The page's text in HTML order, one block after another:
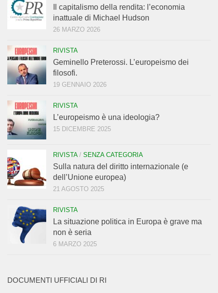
Il capitalismo della rendita: l’economia
inattuale di Michael Hudson
26 MARZO 2026
RIVISTA
Geminello Preterossi. L’europeismo dei
filosofi.
19 GENNAIO 2026
RIVISTA
L’europeismo è una ideologia?
15 DICEMBRE 2025
RIVISTA/ SENZA CATEGORIA
Sulla natura del diritto internazionale (e
dell’Unione europea)
21 AGOSTO 2025
RIVISTA
La situazione politica in Europa è grave ma
non è seria
6 MARZO 2025
DOCUMENTI UFFICIALI DI RI